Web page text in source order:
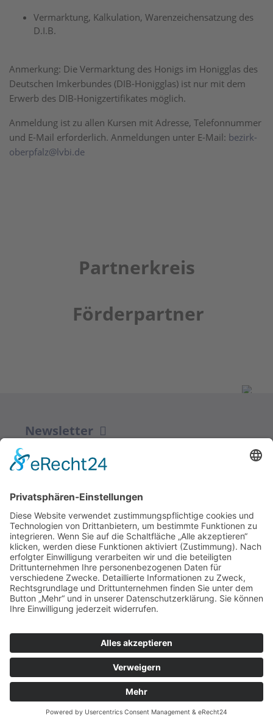
Vermarktung, Kalkulation, Warenzeichensatzung des
D.I.B.
Anmerkung: Die Vermarktung des Honigs im Honigglas des
Deutschen Imkerbundes (DIB-Honigglas) ist nur mit dem
Erwerb des DIB-Honigzertifikates möglich.
Anmeldung ist zu allen Kursen mit Adresse, Telefonnummer
und E-Mail erforderlich. Anmeldungen unter E-Mail: bezirk-
oberpfalz@lvbi.de
Partnerkreis
Förderpartner
Newsletter
ZUR ANMELDUNG
Redaktion bbkult.net
Centrum Bavaria Bohemia (CeBB)
Dr. Veronika Hofinger
Freyung 1, 92539 Schönsee
Tel.:+49 (0)9674 / 92 48 78
veronika.hofinger@cebb.de
bbkult.net
Datenschutzerklärung